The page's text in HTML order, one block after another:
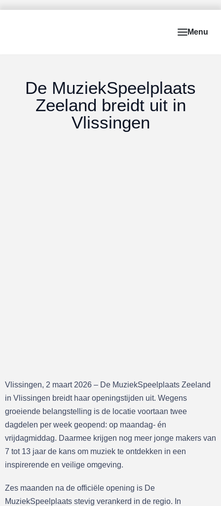
De MuziekSpeelplaats
Zeeland breidt uit in
Vlissingen
Vlissingen, 2 maart 2026 – De MuziekSpeelplaats Zeeland
in Vlissingen breidt haar openingstijden uit. Wegens
groeiende belangstelling is de locatie voortaan twee
dagdelen per week geopend: op maandag- én
vrijdagmiddag. Daarmee krijgen nog meer jonge makers van
7 tot 13 jaar de kans om muziek te ontdekken in een
inspirerende en veilige omgeving.
Zes maanden na de officiële opening is De
MuziekSpeelplaats stevig verankerd in de regio. In